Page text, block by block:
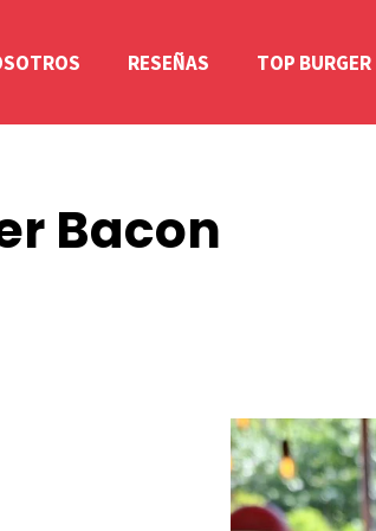
RESEÑAS TOP BURGER
Bacon